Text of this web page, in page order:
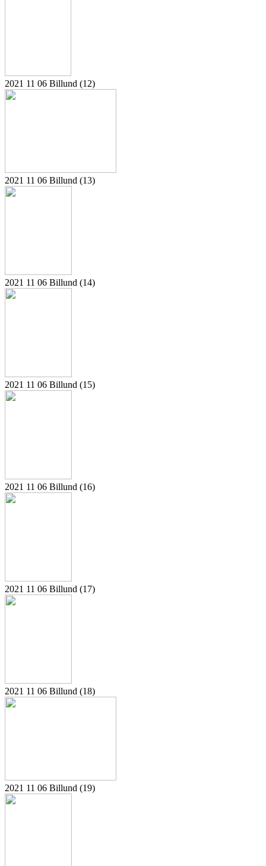
2021 11 06 Billund (12)
2021 11 06 Billund (13)
2021 11 06 Billund (14)
2021 11 06 Billund (15)
2021 11 06 Billund (16)
2021 11 06 Billund (17)
2021 11 06 Billund (18)
2021 11 06 Billund (19)